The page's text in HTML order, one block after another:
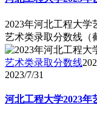
2023年河北工程大学
艺术类录取分数线（
艺术类录取分数线
2023/7/31
河北工程大学2023年